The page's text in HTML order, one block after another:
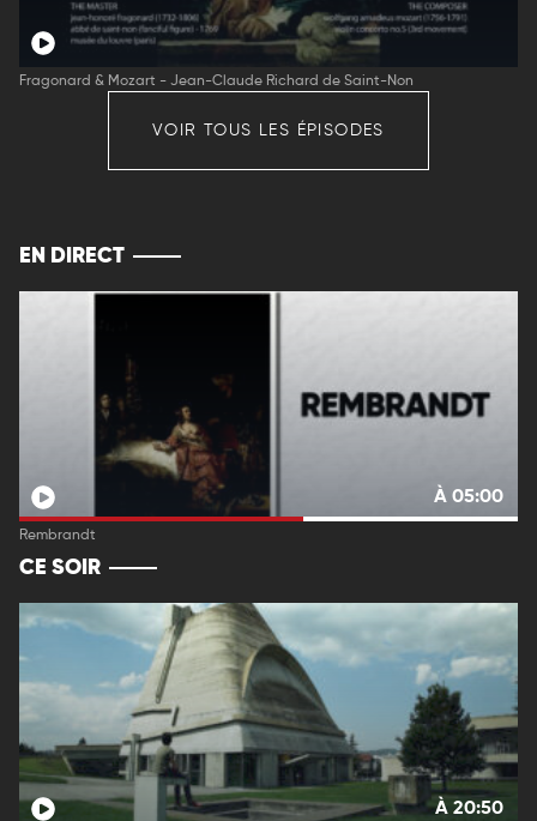
Fragonard & Mozart - Jean-Claude Richard de Saint-Non
VOIR TOUS LES ÉPISODES
EN DIRECT
À 05:00
Rembrandt
CE SOIR
À 20:50